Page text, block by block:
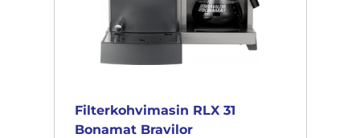
Filterkohvimasin RLX 31
Bonamat Bravilor